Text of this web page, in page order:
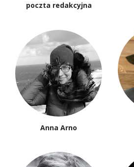
poczta redakcyjna
Anna Arno